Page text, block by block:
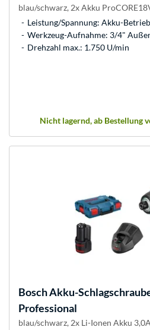
blau/schwarz, 2x Akku
Leistung/Spannung: Akku-
Werkzeug-Aufnahme: 3/4"
Drehzahl max.: 1.750 U/min
Nicht lagernd, ab Bestellung
BoschAkku-
Professional
blau/schwarz, 2x Li-Ionen Akku